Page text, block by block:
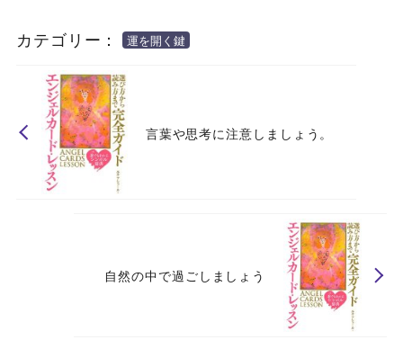
カテゴリー： 運を開く鍵
言葉や思考に注意しましょう。
自然の中で過ごしましょう